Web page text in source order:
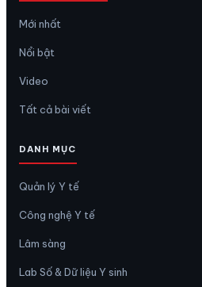
Mới nhất
Nổi bật
Video
Tất cả bài viết
DANH MỤC
Quản lý Y tế
Công nghệ Y tế
Lâm sàng
Lab Số & Dữ liệu Y sinh